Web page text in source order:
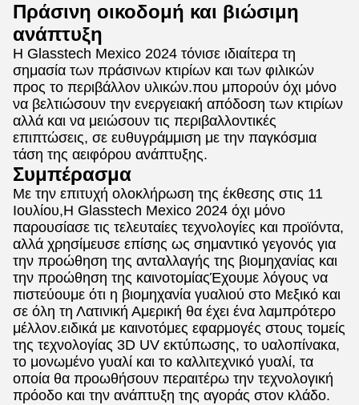
Πράσινη οικοδομή και βιώσιμη
ανάπτυξη
Η Glasstech Mexico 2024 τόνισε ιδιαίτερα τη
σημασία των πράσινων κτιρίων και των φιλικών
προς το περιβάλλον υλικών.που μπορούν όχι μόνο
να βελτιώσουν την ενεργειακή απόδοση των κτιρίων
αλλά και να μειώσουν τις περιβαλλοντικές
επιπτώσεις, σε ευθυγράμμιση με την παγκόσμια
τάση της αειφόρου ανάπτυξης.
Συμπέρασμα
Με την επιτυχή ολοκλήρωση της έκθεσης στις 11
Ιουλίου,Η Glasstech Mexico 2024 όχι μόνο
παρουσίασε τις τελευταίες τεχνολογίες και προϊόντα,
αλλά χρησίμευσε επίσης ως σημαντικό γεγονός για
την προώθηση της ανταλλαγής της βιομηχανίας και
την προώθηση της καινοτομίαςΈχουμε λόγους να
πιστεύουμε ότι η βιομηχανία γυαλιού στο Μεξικό και
σε όλη τη Λατινική Αμερική θα έχει ένα λαμπρότερο
μέλλον.ειδικά με καινοτόμες εφαρμογές στους τομείς
της τεχνολογίας 3D UV εκτύπωσης, το υαλοπίνακα,
το μονωμένο γυαλί και το καλλιτεχνικό γυαλί, τα
οποία θα προωθήσουν περαιτέρω την τεχνολογική
πρόοδο και την ανάπτυξη της αγοράς στον κλάδο.